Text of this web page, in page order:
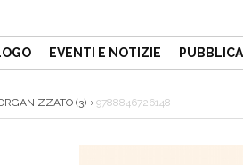
EVENTI E NOTIZIE
(3) 9788846726148